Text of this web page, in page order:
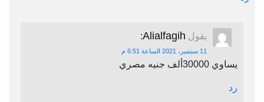
يقول Alialfagih
:
11 سبتمبر، 2021 الساعة 6:51 م
يساوي 30000ألف جنيه مصري
رد